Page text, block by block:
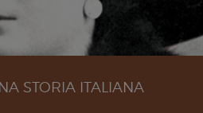
STORIA ITALIANA